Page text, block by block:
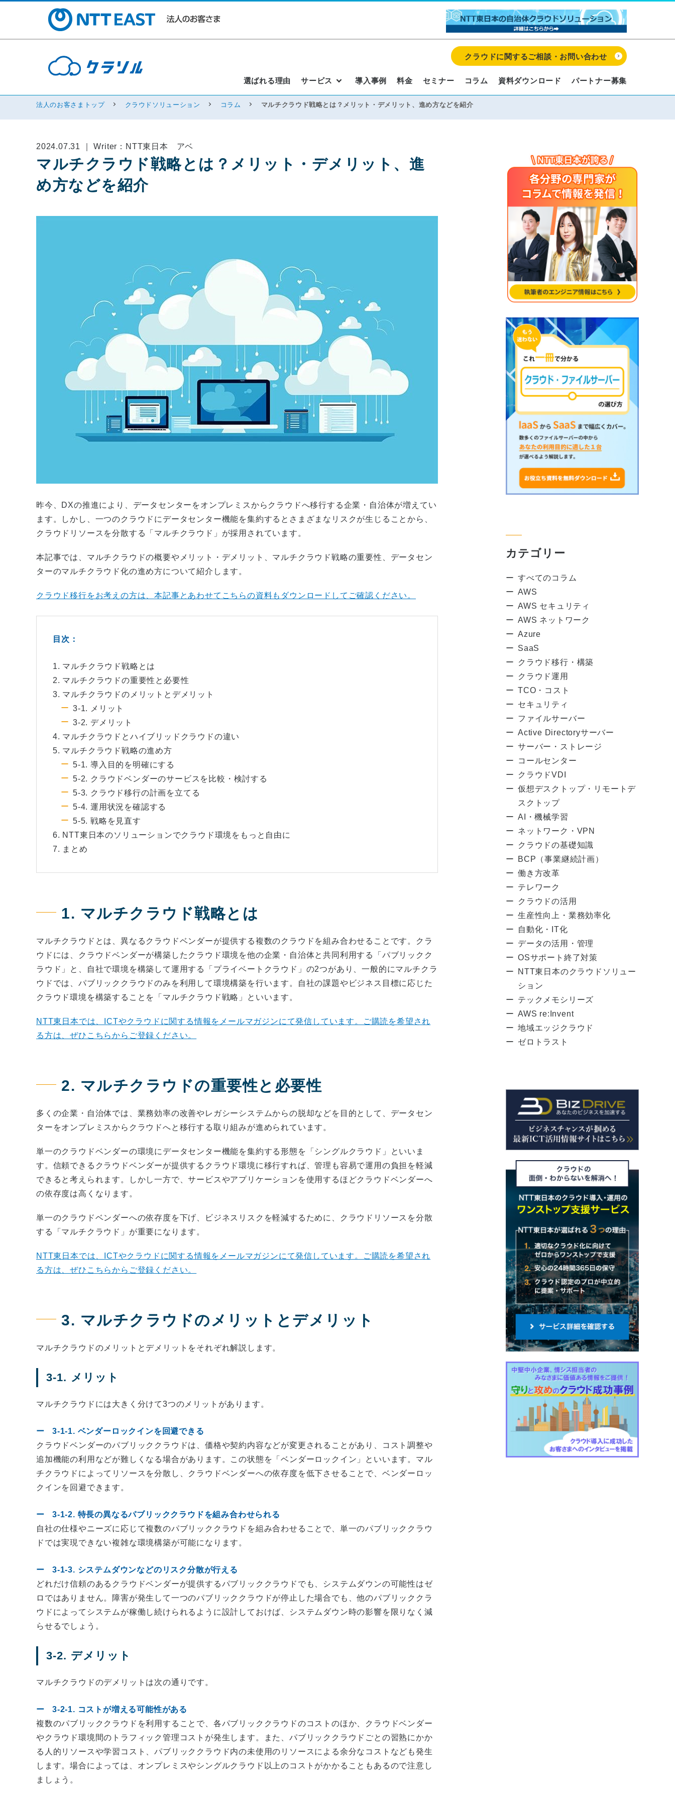
選ばれる理由 サービス 導入事例 料金 セミナー コラム 資料ダウンロード パートナー募集
クラウドに関するご相談・お問い合わせ
法人のお客さまトップ クラウドソリューション コラム マルチクラウド戦略とは？メリット・デメリット、進め方などを紹介
2024.07.31 ｜ Writer：NTT東日本 アベ
マルチクラウド戦略とは？メリット・デメリット、進
め方などを紹介
昨今、DXの推進により、データセンターをオンプレミスからクラウドへ移行する企業・自治体が増えてい
ます。しかし、一つのクラウドにデータセンター機能を集約するとさまざまなリスクが生じることから、
クラウドリソースを分散する「マルチクラウド」が採用されています。
本記事では、マルチクラウドの概要やメリット・デメリット、マルチクラウド戦略の重要性、データセン
ターのマルチクラウド化の進め方について紹介します。
クラウド移行をお考えの方は、本記事とあわせてこちらの資料もダウンロードしてご確認ください。
目次：
1. マルチクラウド戦略とは
2. マルチクラウドの重要性と必要性
3. マルチクラウドのメリットとデメリット
3-1. メリット
3-2. デメリット
4. マルチクラウドとハイブリッドクラウドの違い
5. マルチクラウド戦略の進め方
5-1. 導入目的を明確にする
5-2. クラウドベンダーのサービスを比較・検討する
5-3. クラウド移行の計画を立てる
5-4. 運用状況を確認する
5-5. 戦略を見直す
6. NTT東日本のソリューションでクラウド環境をもっと自由に
7. まとめ
1. マルチクラウド戦略とは
マルチクラウドとは、異なるクラウドベンダーが提供する複数のクラウドを組み合わせることです。クラ
ウドには、クラウドベンダーが構築したクラウド環境を他の企業・自治体と共同利用する「パブリックク
ラウド」と、自社で環境を構築して運用する「プライベートクラウド」の2つがあり、一般的にマルチクラ
ウドでは、パブリッククラウドのみを利用して環境構築を行います。自社の課題やビジネス目標に応じた
クラウド環境を構築することを「マルチクラウド戦略」といいます。
NTT東日本では、ICTやクラウドに関する情報をメールマガジンにて発信しています。ご購読を希望され
る方は、ぜひこちらからご登録ください。
2. マルチクラウドの重要性と必要性
多くの企業・自治体では、業務効率の改善やレガシーシステムからの脱却などを目的として、データセン
ターをオンプレミスからクラウドへと移行する取り組みが進められています。
単一のクラウドベンダーの環境にデータセンター機能を集約する形態を「シングルクラウド」といいま
す。信頼できるクラウドベンダーが提供するクラウド環境に移行すれば、管理も容易で運用の負担を軽減
できると考えられます。しかし一方で、サービスやアプリケーションを使用するほどクラウドベンダーへ
の依存度は高くなります。
単一のクラウドベンダーへの依存度を下げ、ビジネスリスクを軽減するために、クラウドリソースを分散
する「マルチクラウド」が重要になります。
NTT東日本では、ICTやクラウドに関する情報をメールマガジンにて発信しています。ご購読を希望され
る方は、ぜひこちらからご登録ください。
3. マルチクラウドのメリットとデメリット
マルチクラウドのメリットとデメリットをそれぞれ解説します。
3-1. メリット
マルチクラウドには大きく分けて3つのメリットがあります。
3-1-1. ベンダーロックインを回避できる
クラウドベンダーのパブリッククラウドは、価格や契約内容などが変更されることがあり、コスト調整や
追加機能の利用などが難しくなる場合があります。この状態を「ベンダーロックイン」といいます。マル
チクラウドによってリソースを分散し、クラウドベンダーへの依存度を低下させることで、ベンダーロッ
クインを回避できます。
3-1-2. 特長の異なるパブリッククラウドを組み合わせられる
自社の仕様やニーズに応じて複数のパブリッククラウドを組み合わせることで、単一のパブリッククラウ
ドでは実現できない複雑な環境構築が可能になります。
3-1-3. システムダウンなどのリスク分散が行える
どれだけ信頼のあるクラウドベンダーが提供するパブリッククラウドでも、システムダウンの可能性はゼ
ロではありません。障害が発生して一つのパブリッククラウドが停止した場合でも、他のパブリッククラ
ウドによってシステムが稼働し続けられるように設計しておけば、システムダウン時の影響を限りなく減
らせるでしょう。
3-2. デメリット
マルチクラウドのデメリットは次の通りです。
3-2-1. コストが増える可能性がある
複数のパブリッククラウドを利用することで、各パブリッククラウドのコストのほか、クラウドベンダー
やクラウド環境間のトラフィック管理コストが発生します。また、パブリッククラウドごとの習熟にかか
る人的リソースや学習コスト、パブリッククラウド内の未使用のリソースによる余分なコストなども発生
します。場合によっては、オンプレミスやシングルクラウド以上のコストがかかることもあるので注意し
ましょう。
カテゴリー
すべてのコラム
AWS
AWS セキュリティ
AWS ネットワーク
Azure
SaaS
クラウド移行・構築
クラウド運用
TCO・コスト
セキュリティ
ファイルサーバー
Active Directoryサーバー
サーバー・ストレージ
コールセンター
クラウドVDI
仮想デスクトップ・リモートデ
スクトップ
AI・機械学習
ネットワーク・VPN
クラウドの基礎知識
BCP（事業継続計画）
働き方改革
テレワーク
クラウドの活用
生産性向上・業務効率化
自動化・IT化
データの活用・管理
OSサポート終了対策
NTT東日本のクラウドソリュー
ション
テックメモシリーズ
AWS re:Invent
地域エッジクラウド
ゼロトラスト